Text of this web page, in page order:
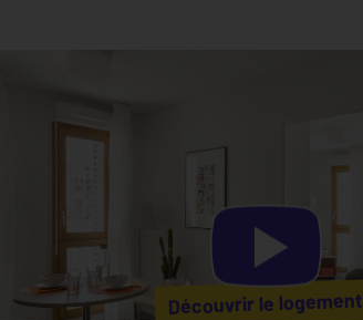
Découvrir le logement